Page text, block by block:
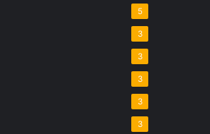
5
3
3
3
3
3